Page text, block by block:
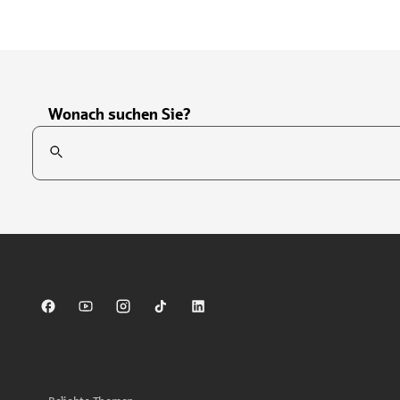
Wonach suchen Sie?
Suchfeld
Sparkasse auf Facebook
Sparkasse auf Youtube
Sparkasse auf Instagram
Sparkasse auf TikTok
Sparkasse auf LinkedIn